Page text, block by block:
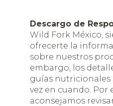
Descargo de
Wild Fork México,
ofrecerte la
sobre nuestros
embargo, los
guías nutricionales
vez en cuando. Por
aconsejamos